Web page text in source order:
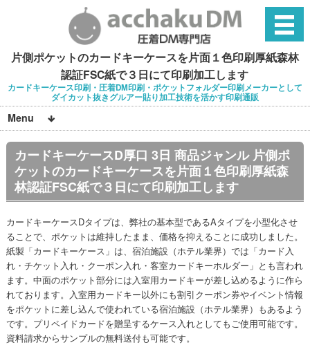
片側ポケットのカードキーケースを片面１色印刷厚紙森林
認証FSC紙で３日にて印刷加工します
カードキーケース印刷・圧着DM印刷・ポケットフォルダー印刷メーカーとして
ダイカット抜きグルアー貼り加工技術を活かす印刷通販
Menu
カードキーケースD厚口 3日 商品ジャンル 片側ポ
ケットのカードキーケースを片面１色印刷厚紙森
林認証FSC紙で３日にて印刷加工します
カードキーケースDタイプは、弊社の基本型であるAタイプを小型化させ
ることで、ポケットは維持したまま、価格を抑えることに成功しました。
紙製「カードキーケース」は、宿泊施設（ホテル業界）では「カード入
れ・チケット入れ・クーポン入れ・客室カードキーホルダー」とも言われ
ます。中面のポケット部分には入室用カードキーが差し込めるように作ら
れております。入室用カードキー以外にも割引クーポン券やイベント情報
をポケットに差し込んで使われている宿泊施設（ホテル業界）もあるよう
です。プリペイドカードを贈呈するケース入れとしてもご使用可能です。
資料請求からサンプルの無料送付も可能です。